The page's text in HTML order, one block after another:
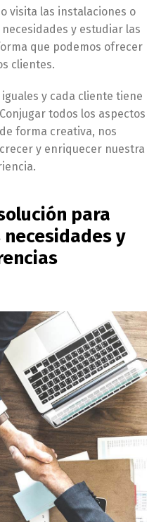
visita las instalaciones o
y estudiar las
que podemos ofrecer
clientes.
y cada cliente tiene
todos los aspectos
forma creativa, nos
y enriquecer nuestra
para
y